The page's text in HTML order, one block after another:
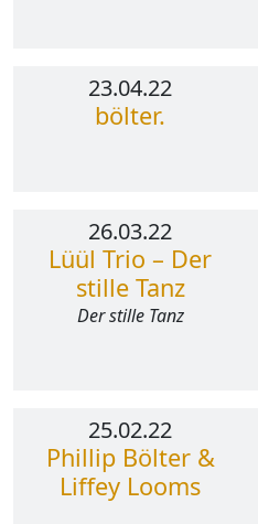
23.04.22
bölter.
26.03.22
Lüül Trio – Der
stille Tanz
Der stille Tanz
25.02.22
Phillip Bölter &
Liffey Looms